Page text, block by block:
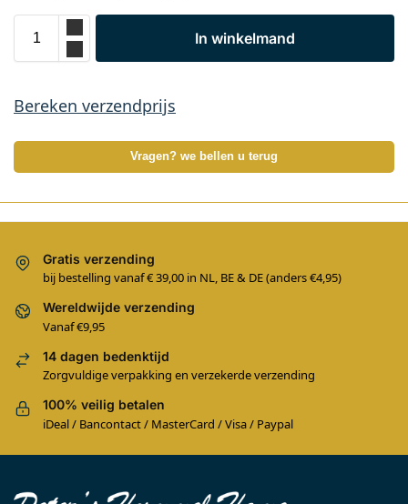
In winkelmand
Bereken verzendprijs
Vragen? we bellen u terug
Gratis verzending
bij bestelling vanaf € 39,00 in NL, BE & DE (anders €4,95)
Wereldwijde verzending
Vanaf €9,95
14 dagen bedenktijd
Zorgvuldige verpakking en verzekerde verzending
100% veilig betalen
iDeal / Bancontact / MasterCard / Visa / Paypal